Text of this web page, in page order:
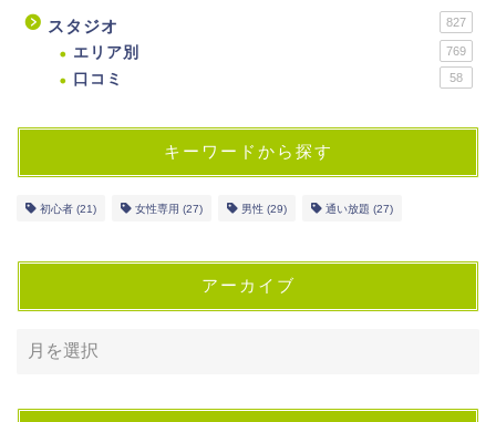
スタジオ 827
エリア別 769
口コミ 58
キーワードから探す
初心者 (21) 女性専用 (27) 男性 (29) 通い放題 (27)
アーカイブ